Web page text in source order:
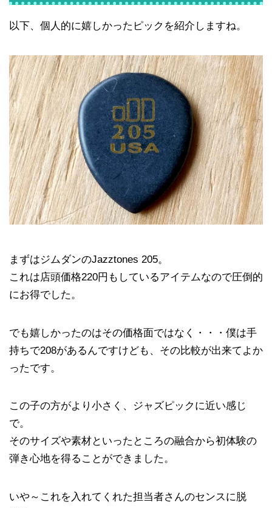
以下、個人的に嬉しかったピックを紹介しますね。
まずはジムダンのJazztones 205。
これは店頭価格220円もしているアイテムなので圧倒的
にお得でした。
でも嬉しかったのはその価格面ではなく・・・僕は手
持ちで208があるんですけども、その比較が出来てよか
ったです。
この子の方がより小さく、ジャズピックに近い感じ
で。
そのサイズや素材といったところの融合から初体験の
弾き心地を得ることができました。
いや～これを入れてくれた担当者さんのセンスに脱